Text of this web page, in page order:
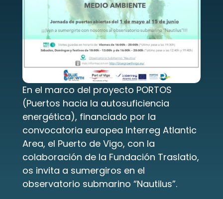
En el marco del proyecto PORTOS
(Puertos hacia la autosuficiencia
energética), financiado por la
convocatoria europea Interreg Atlantic
Area, el Puerto de Vigo, con la
colaboración de la Fundación Traslatio,
os invita a sumergiros en el
observatorio submarino “Nautilus”.